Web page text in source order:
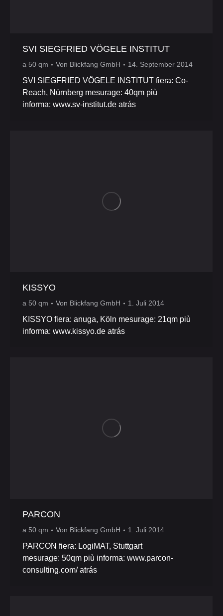
SVI SIEGFRIED VÖGELE INSTITUT
a 50 qm Von Blickfang GmbH 14. September 2014
SVI SIEGFRIED VÖGELE INSTITUT fiera: Co-
Reach, Nürnberg mesurage: 40qm più
informa: www.sv-institut.de atrás
KISSYO
a 50 qm Von Blickfang GmbH 1. Juli 2014
KISSYO fiera: anuga, Köln mesurage: 21qm più
informa: www.kissyo.de atrás
PARCON
a 50 qm Von Blickfang GmbH 1. Juli 2014
PARCON fiera: LogiMAT, Stuttgart
mesurage: 50qm più informa: www.parcon-
consulting.com/ atrás